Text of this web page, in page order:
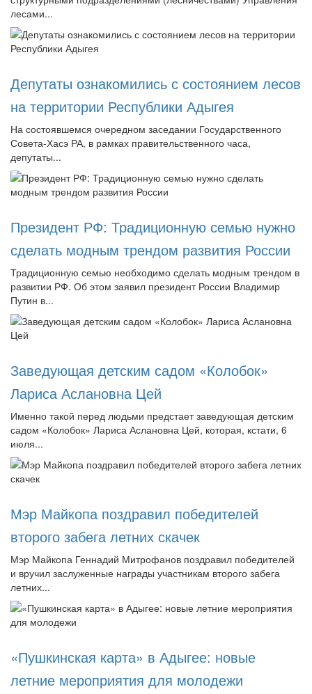
лесами...
Депутаты ознакомились с состоянием лесов
на территории Республики Адыгея
На состоявшемся очередном заседании Государственного
Совета-Хасэ РА, в рамках правительственного часа,
депутаты...
Президент РФ: Традиционную семью нужно
сделать модным трендом развития России
Традиционную семью необходимо сделать модным трендом в
развитии РФ. Об этом заявил президент России Владимир
Путин в...
Заведующая детским садом «Колобок»
Лариса Аслановна Цей
Именно такой перед людьми предстает заведующая детским
садом «Колобок» Лариса Аслановна Цей, которая, кстати, 6
июля...
Мэр Майкопа поздравил победителей
второго забега летних скачек
Мэр Майкопа Геннадий Митрофанов поздравил победителей
и вручил заслуженные награды участникам второго забега
летних...
«Пушкинская карта» в Адыгее: новые
летние мероприятия для молодежи